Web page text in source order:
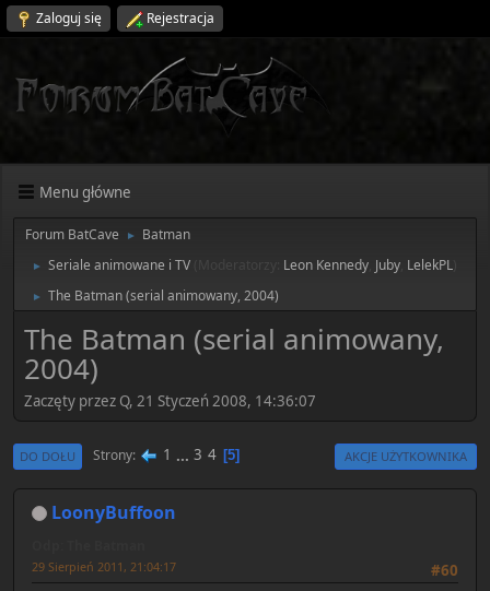
Zaloguj się Rejestracja
Menu główne
Forum BatCave ► Batman
► Seriale animowane i TV Leon Kennedy Juby LelekPL
► The Batman (serial animowany, 2004)
The Batman (serial animowany,
2004)
Zaczęty przez Q, 21 Styczeń 2008, 14:36:07
DO DOŁU Strony 1 ... 3 4 5 AKCJE UŻYTKOWNIKA
LoonyBuffoon
#60
29 Sierpień 2011, 21:04:17